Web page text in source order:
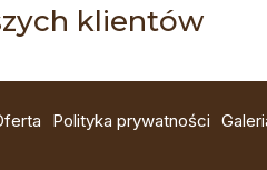
klientów
Polityka prywatności